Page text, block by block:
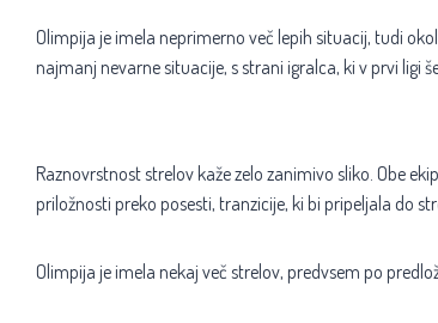
Olimpija je imela neprimerno več lepih situacij, tudi
najmanj nevarne situacije, s strani igralca, ki v prvi ligi
Raznovrstnost strelov kaže zelo zanimivo sliko. Obe
priložnosti preko posesti, tranzicije, ki bi pripeljala do
Olimpija je imela nekaj več strelov, predvsem po